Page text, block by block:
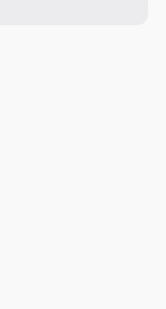
sus
y portabilidad,
de sus datos con
a Plaza de
a